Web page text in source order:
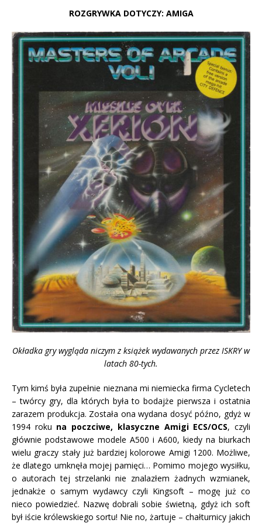
ROZGRYWKA DOTYCZY: AMIGA
Okładka gry wygląda niczym z książek wydawanych przez ISKRY w
latach 80-tych.
Tym kimś była zupełnie nieznana mi niemiecka firma Cycletech
– twórcy gry, dla których była to bodajże pierwsza i ostatnia
zarazem produkcja. Została ona wydana dosyć późno, gdyż w
1994 roku na poczciwe, klasyczne Amigi ECS/OCS, czyli
głównie podstawowe modele A500 i A600, kiedy na biurkach
wielu graczy stały już bardziej kolorowe Amigi 1200. Możliwe,
że dlatego umknęła mojej pamięci… Pomimo mojego wysiłku,
o autorach tej strzelanki nie znalazłem żadnych wzmianek,
jednakże o samym wydawcy czyli Kingsoft – mogę już co
nieco powiedzieć. Nazwę dobrali sobie świetną, gdyż ich soft
był iście królewskiego sortu! Nie no, żartuje – chałturnicy jakich